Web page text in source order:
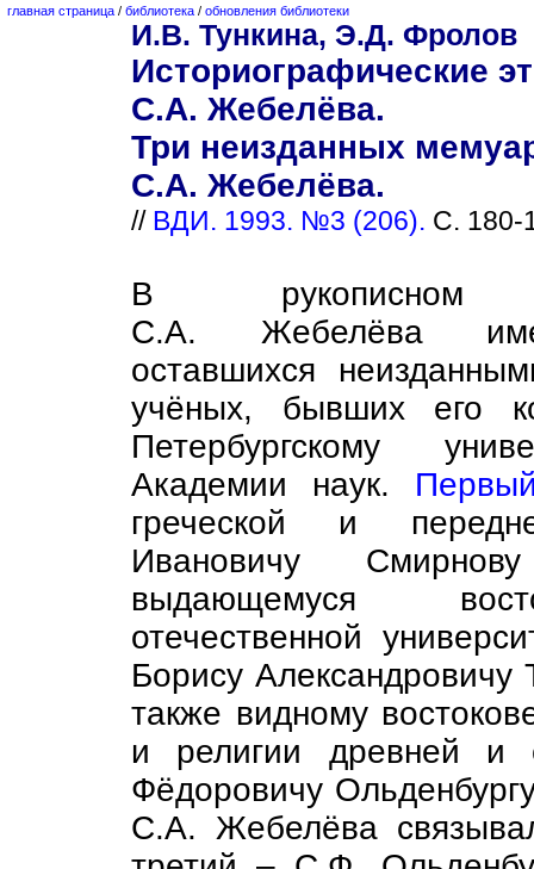
главная страница / библиотека / обновления библиотеки
И.В. Тункина, Э.Д. Фролов
Историографические
С.А. Жебелёва.
Три неизданных
С.А. Жебелёва.
// ВДИ. 1993. №3 (206). С. 180-
В рукописном
С.А. Жебелёва
оставшихся
учёных, бывших его
Петербургскому
Академии наук.
греческой и
Ивановичу
выдающемуся
отечественной
Борису
также видному
и религии древней и
Фёдоровичу
С.А. Жебелёва